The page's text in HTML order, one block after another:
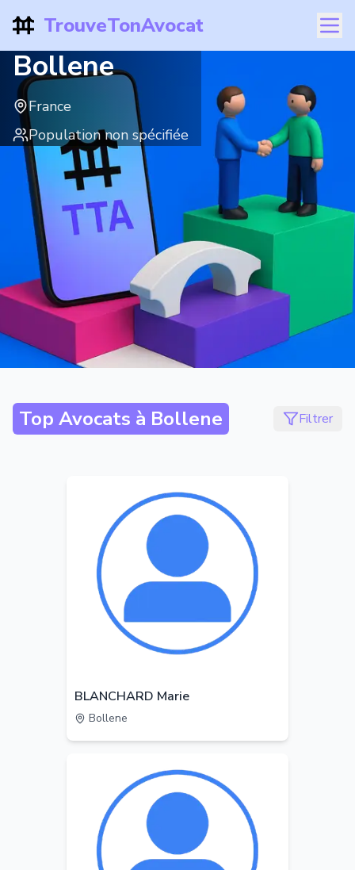
TrouveTonAvocat
Bollene
France
Population non spécifiée
Top Avocats à Bollene Filtrer
BLANCHARD Marie
Bollene